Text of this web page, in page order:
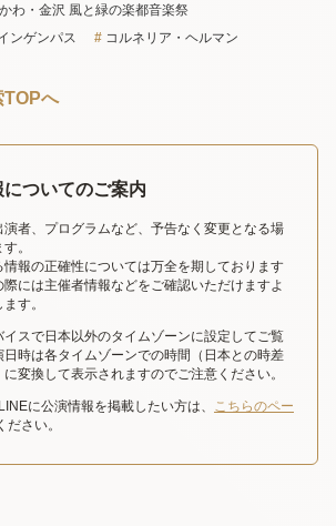
わ・金沢 風と緑の楽都音楽祭
ンゲンパス
コルネリア・ヘルマン
TOPへ
ついてのご案内
演者、プログラムなど、予告なく変更となる場
。
情報の正確性については万全を期しております
には主催者情報などをご確認いただけますよ
す。
イスで日本以外のタイムゾーンに設定してご覧
日時は各タイムゾーンでの時間（日本との時差
変換して表示されますのでご注意ください。
に公演情報を掲載したい方は、 こちらのペー
ださい。